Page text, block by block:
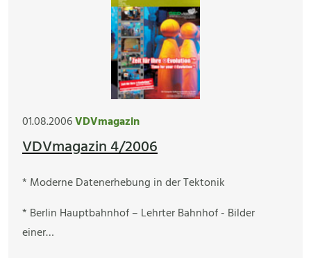
01.08.2006VDVmagazin
VDVmagazin 4/2006
* Moderne Datenerhebung in der Tektonik
* Berlin Hauptbahnhof – Lehrter Bahnhof - Bilder
einer…